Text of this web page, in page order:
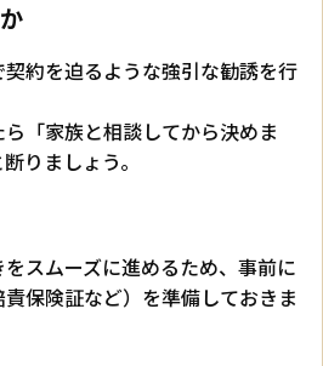
約を迫るような強引な勧誘を行
「家族と相談してから決めま
りましょう。
スムーズに進めるため、事前に
保険証など）を準備しておきま